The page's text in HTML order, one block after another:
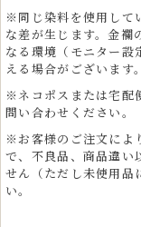
※同じ染料を使用して
な差が生じます。金襴
なる環境（モニター設
える場合がございます。
※ネコポスまたは宅配
問い合わせください。
※お客様のご注文によ
で、不良品、商品違い
せん（ただし未使用品
い。